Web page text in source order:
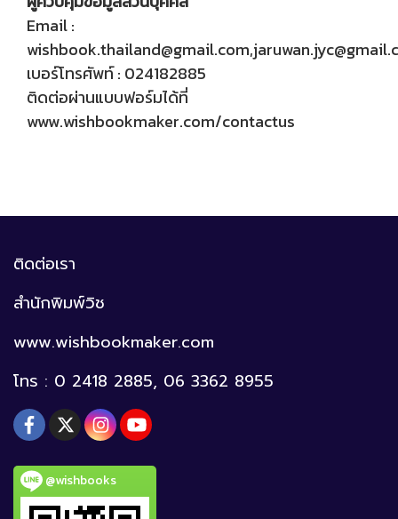
Email :
เบอร์โทรศัพท์ : 024182885
ติดต่อผ่านแบบฟอร์มได้ที่
www.wishbookmaker.com/contactus
ติดต่อเรา
สำนักพิมพ์วิช
www.wishbookmaker.com
โทร : 0 2418 2885, 06 3362 8955
@wishbooks